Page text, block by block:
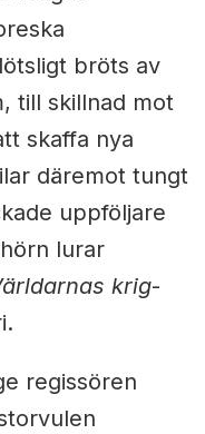
bröts av
till skillnad mot
skaffa nya
däremot tungt
uppföljare
lurar
krig-
regissören